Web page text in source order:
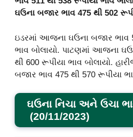
ઘઉના બજાર ભાવ 475 થી 502
ઇડરમાં આજના ઘઉના બજાર ભાવ
ભાવ બોલાયો. પાટણમાં આજના
થી 600 રૂપીયા ભાવ બોલાયો.
બજાર ભાવ 475 થી 570 રૂપીયા
ઘઉના નિચા અને ઉચા
(20/11/2023)